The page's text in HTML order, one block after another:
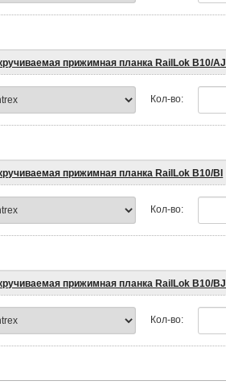
прижимная планка RailLok B10/AJ
Кол-во:
прижимная планка RailLok B10/BI
Кол-во:
прижимная планка RailLok B10/BJ
Кол-во: